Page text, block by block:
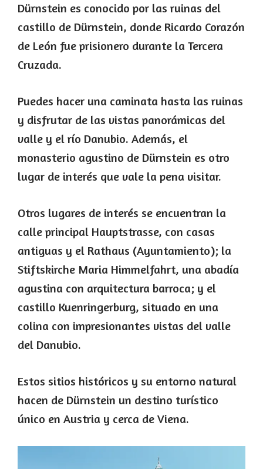
Dürnstein es conocido por las ruinas del
castillo de Dürnstein, donde Ricardo Corazón
de León fue prisionero durante la Tercera
Cruzada.
Puedes hacer una caminata hasta las ruinas
y disfrutar de las vistas panorámicas del
valle y el río Danubio. Además, el
monasterio agustino de Dürnstein es otro
lugar de interés que vale la pena visitar.
Otros lugares de interés se encuentran la
calle principal Hauptstrasse, con casas
antiguas y el Rathaus (Ayuntamiento); la
Stiftskirche Maria Himmelfahrt, una abadía
agustina con arquitectura barroca; y el
castillo Kuenringerburg, situado en una
colina con impresionantes vistas del valle
del Danubio.
Estos sitios históricos y su entorno natural
hacen de Dürnstein un destino turístico
único en Austria y cerca de Viena.